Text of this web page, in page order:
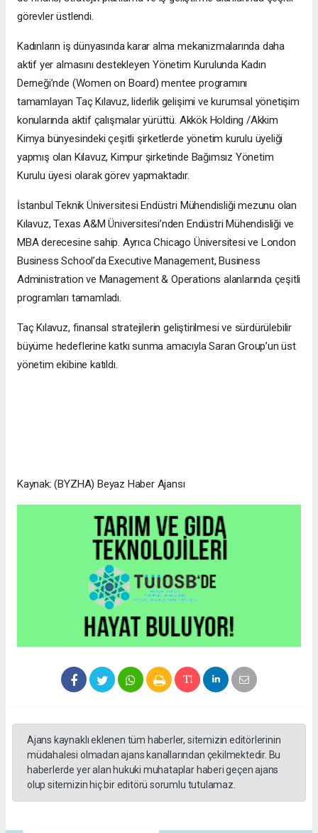
görevler üstlendi.
Kadınların iş dünyasında karar alma mekanizmalarında daha
aktif yer almasını destekleyen Yönetim Kurulunda Kadın
Derneği’nde (Women on Board) mentee programını
tamamlayan Taç Kılavuz, liderlik gelişimi ve kurumsal yönetişim
konularında aktif çalışmalar yürüttü. Akkök Holding /Akkim
Kimya bünyesindeki çeşitli şirketlerde yönetim kurulu üyeliği
yapmış olan Kılavuz, Kimpur şirketinde Bağımsız Yönetim
Kurulu üyesi olarak görev yapmaktadır.
İstanbul Teknik Üniversitesi Endüstri Mühendisliği mezunu olan
Kılavuz, Texas A&M Üniversitesi’nden Endüstri Mühendisliği ve
MBA derecesine sahip. Ayrıca Chicago Üniversitesi ve London
Business School’da Executive Management, Business
Administration ve Management & Operations alanlarında çeşitli
programları tamamladı.
Taç Kılavuz, finansal stratejilerin geliştirilmesi ve sürdürülebilir
büyüme hedeflerine katkı sunma amacıyla Saran Group’un üst
yönetim ekibine katıldı.
Kaynak: (BYZHA) Beyaz Haber Ajansı
Ajans kaynaklı eklenen tüm haberler, sitemizin editörlerinin
müdahalesi olmadan ajans kanallarından çekilmektedir. Bu
haberlerde yer alan hukuki muhataplar haberi geçen ajans
olup sitemizin hiç bir editörü sorumlu tutulamaz.